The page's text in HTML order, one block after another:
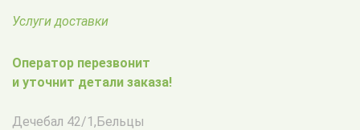
Услуги доставки
Оператор перезвонит
и уточнит детали заказа!
Дечебал 42/1,Бельцы